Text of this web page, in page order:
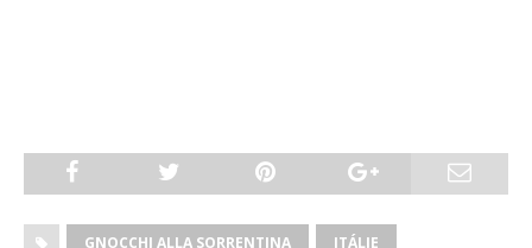
GNOCCHI ALLA SORRENTINA ITÁLIE